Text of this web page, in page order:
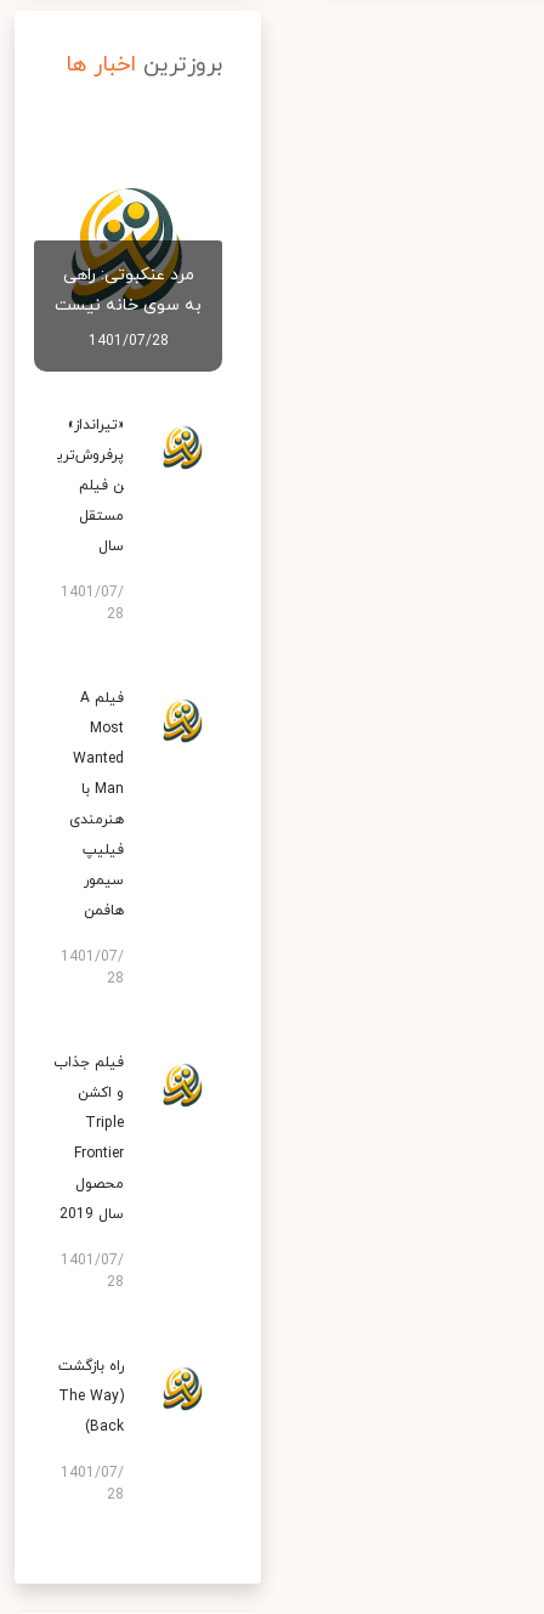
بروزترین اخبار ها
مرد عنکبوتی: راهی
به سوی خانه نیست
1401/07/28
«تیرانداز»
پرفروش‌تری
ن فیلم
مستقل
سال
1401/07/
28
فیلم A
Most
Wanted
Man با
هنرمندی
فیلیپ
سیمور
هافمن
1401/07/
28
فیلم جذاب
و اکشن
Triple
Frontier
محصول
سال 2019
1401/07/
28
راه بازگشت
(The Way
Back)
1401/07/
28